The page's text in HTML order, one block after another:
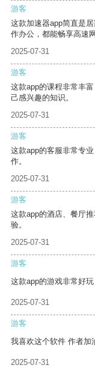
游客
这款加速器app简直是
作办公，都能畅享高速
2025-07-31
游客
这款app的课程非常丰
己感兴趣的知识。
2025-07-31
游客
这款app的客服非常专
作。
2025-07-31
游客
这款app的酒店、餐厅
验。
2025-07-31
游客
这款app的游戏非常好玩
2025-07-31
游客
我喜欢这个软件 作者加
2025-07-31